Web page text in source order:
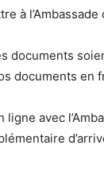
à
documents
documents en
avec